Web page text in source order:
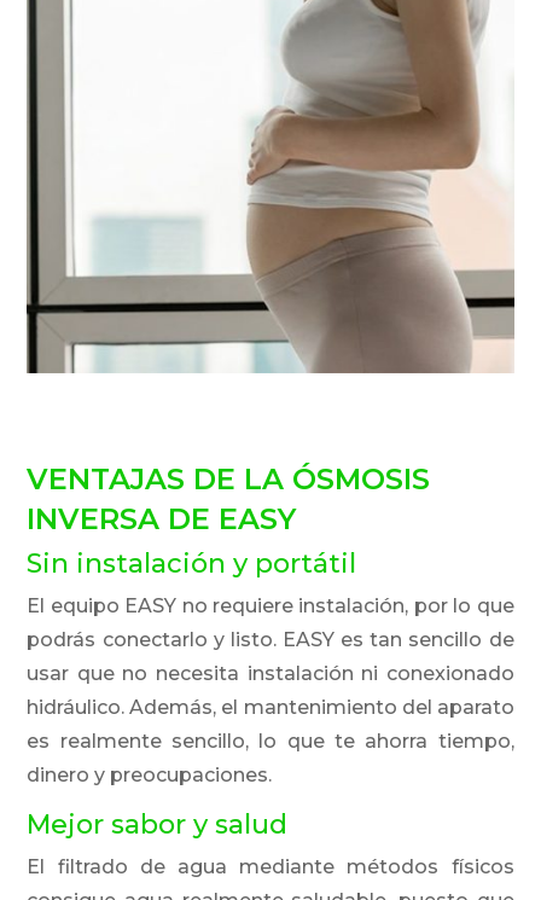
VENTAJAS DE LA ÓSMOSIS
INVERSA DE EASY
Sin instalación y portátil
El equipo EASY no requiere instalación, por lo que
podrás conectarlo y listo. EASY es tan sencillo de
usar que no necesita instalación ni conexionado
hidráulico. Además, el mantenimiento del aparato
es realmente sencillo, lo que te ahorra tiempo,
dinero y preocupaciones.
Mejor sabor y salud
El filtrado de agua mediante métodos físicos